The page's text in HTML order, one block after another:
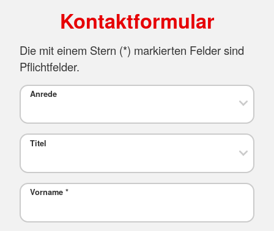
Kontaktformular
Die mit einem Stern (*) markierten Felder sind
Pflichtfelder.
Anrede
Titel
Vorname *